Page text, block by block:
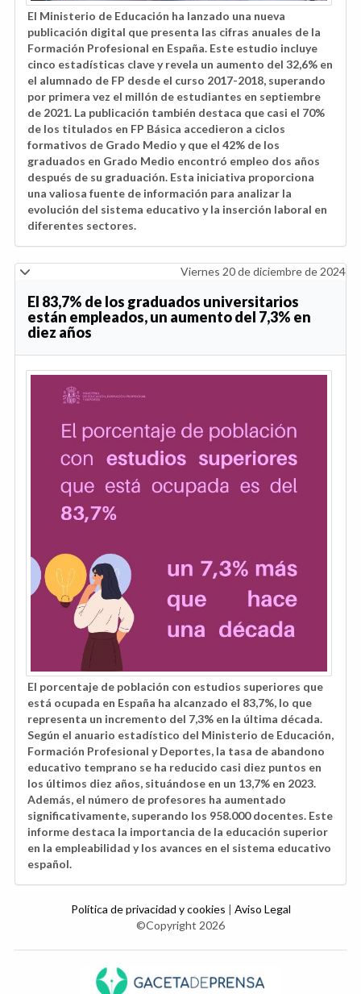
El Ministerio de Educación ha lanzado una nueva
publicación digital que presenta las cifras anuales de la
Formación Profesional en España. Este estudio incluye
cinco estadísticas clave y revela un aumento del 32,6% en
el alumnado de FP desde el curso 2017-2018, superando
por primera vez el millón de estudiantes en septiembre
de 2021. La publicación también destaca que casi el 70%
de los titulados en FP Básica accedieron a ciclos
formativos de Grado Medio y que el 42% de los
graduados en Grado Medio encontró empleo dos años
después de su graduación. Esta iniciativa proporciona
una valiosa fuente de información para analizar la
evolución del sistema educativo y la inserción laboral en
diferentes sectores.
Viernes 20 de diciembre de 2024
El 83,7% de los graduados universitarios
están empleados, un aumento del 7,3% en
diez años
El porcentaje de población con estudios superiores que
está ocupada en España ha alcanzado el 83,7%, lo que
representa un incremento del 7,3% en la última década.
Según el anuario estadístico del Ministerio de Educación,
Formación Profesional y Deportes, la tasa de abandono
educativo temprano se ha reducido casi diez puntos en
los últimos diez años, situándose en un 13,7% en 2023.
Además, el número de profesores ha aumentado
significativamente, superando los 958.000 docentes. Este
informe destaca la importancia de la educación superior
en la empleabilidad y los avances en el sistema educativo
español.
Política de privacidad y cookies | Aviso Legal
©Copyright 2026